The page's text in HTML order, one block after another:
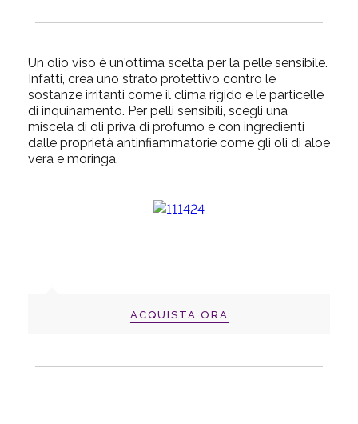
Un olio viso è un'ottima scelta per la pelle sensibile.
Infatti, crea uno strato protettivo contro le
sostanze irritanti come il clima rigido e le particelle
di inquinamento. Per pelli sensibili, scegli una
miscela di oli priva di profumo e con ingredienti
dalle proprietà antinfiammatorie come gli oli di aloe
vera e moringa.
ACQUISTA ORA